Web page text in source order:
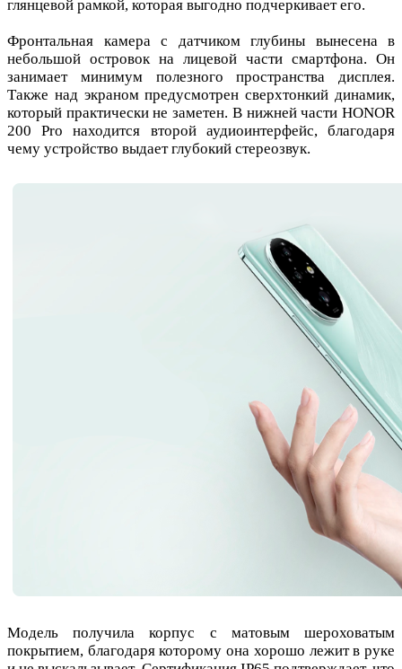
глянцевой рамкой, которая выгодно подчеркивает его.
Фронтальная камера с датчиком глубины вынесена в
небольшой островок на лицевой части смартфона. Он
занимает минимум полезного пространства дисплея.
Также над экраном предусмотрен сверхтонкий динамик,
который практически не заметен. В нижней части HONOR
200 Pro находится второй аудиоинтерфейс, благодаря
чему устройство выдает глубокий стереозвук.
Модель получила корпус с матовым шероховатым
покрытием, благодаря которому она хорошо лежит в руке